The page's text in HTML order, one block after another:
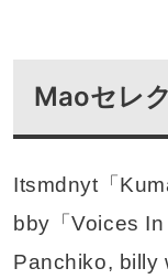
Maoセレ
Itsmdnyt「
bby「Voices In
Panchiko, billy